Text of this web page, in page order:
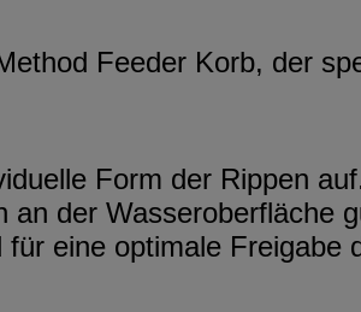
Feeder Korb, der
Form der Rippen
der Wasseroberfläche
eine optimale Freigabe